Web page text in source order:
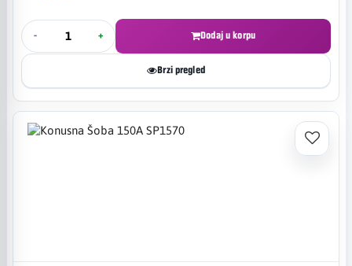
- + Dodaj u korpu
Brzi pregled